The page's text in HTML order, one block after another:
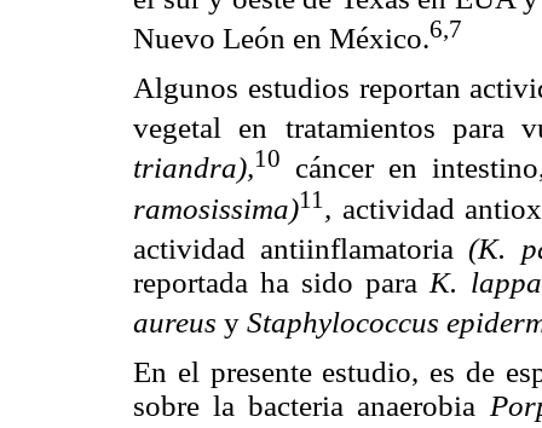
Nuevo León en México.6,7
Algunos estudios reportan
vegetal en tratamientos para
triandra),10
cáncer en
ramosissima)11 , actividad
actividad antiinflamatoria(K.
reportada ha sido para K.
aureus y Staphylococcus
En el presente estudio, es de
sobre la bacteria anaerobia